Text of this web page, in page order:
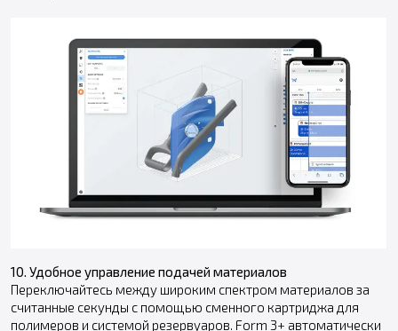
10. Удобное управление подачей материалов
Переключайтесь между широким спектром материалов за
считанные секунды с помощью сменного картриджа для
полимеров и системой резервуаров. Form 3+ автоматически